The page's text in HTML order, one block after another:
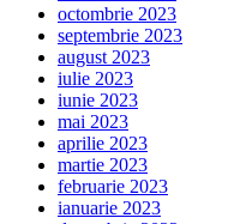
octombrie 2023
septembrie 2023
august 2023
iulie 2023
iunie 2023
mai 2023
aprilie 2023
martie 2023
februarie 2023
ianuarie 2023